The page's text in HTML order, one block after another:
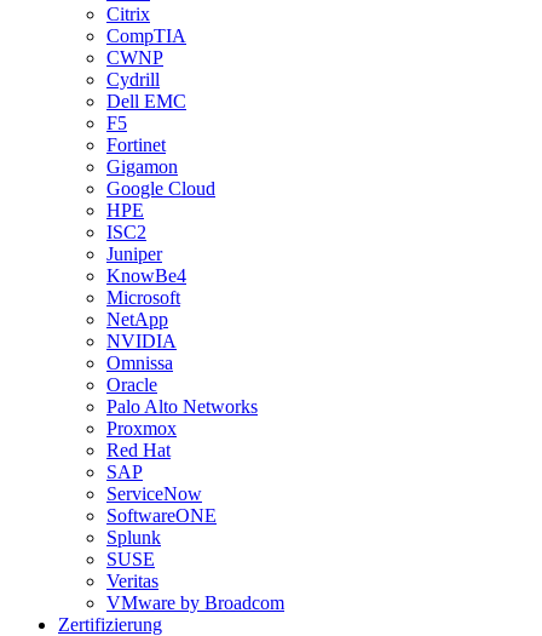
Citrix
CompTIA
CWNP
Cydrill
Dell EMC
F5
Fortinet
Gigamon
Google Cloud
HPE
ISC2
Juniper
KnowBe4
Microsoft
NetApp
NVIDIA
Omnissa
Oracle
Palo Alto Networks
Proxmox
Red Hat
SAP
ServiceNow
SoftwareONE
Splunk
SUSE
Veritas
VMware by Broadcom
Zertifizierung